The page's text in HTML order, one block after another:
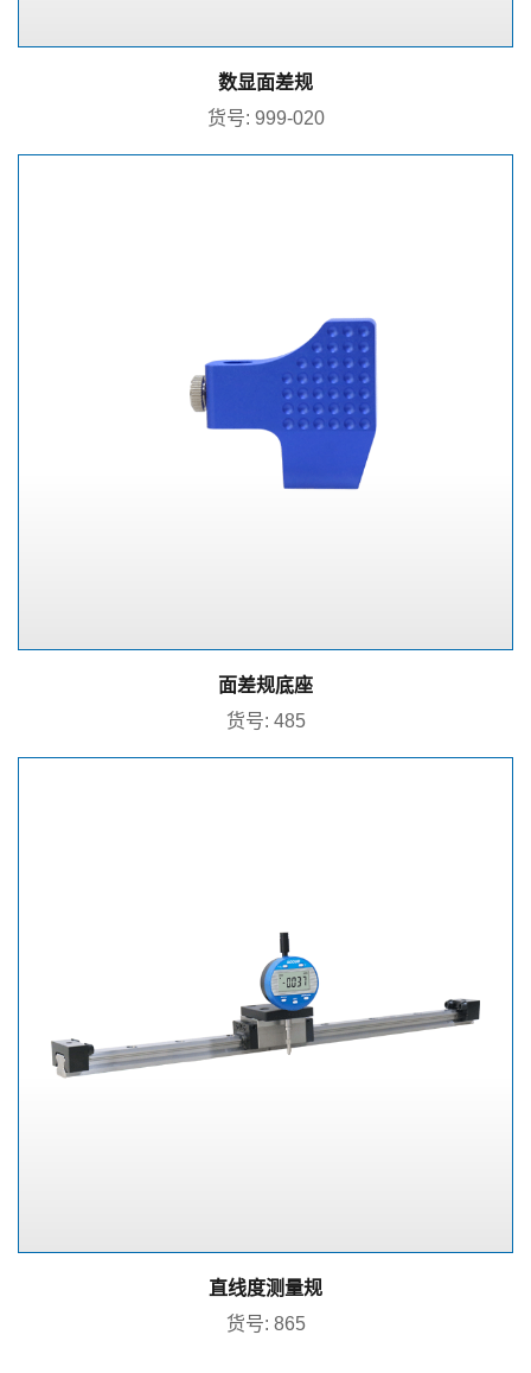
数显面差规
货号: 999-020
面差规底座
货号: 485
直线度测量规
货号: 865